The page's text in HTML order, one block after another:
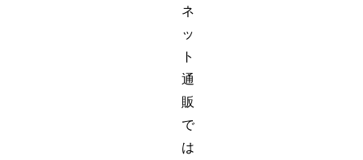
ネ
ッ
ト
通
販
で
は